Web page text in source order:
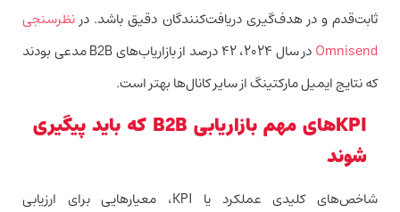
ثابت‌قدم و در هدف‌گیری دریافت‌کنندگان دقیق باشد. درنظرسنجی
Omnisend
در سال ۲۰۲۴، ۴۲ درصد از بازاریاب‌های B2B مدعی بودند
که نتایج ایمیل مارکتینگ از سایر کانال‌ها بهتر است.
KPIهای مهم بازاریابی B2B که باید پیگیری
شوند
شاخص‌های کلیدی عملکرد یا KPI، معیارهایی برای ارزیابی